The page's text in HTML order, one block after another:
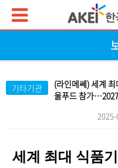
기타기관
(라인메쎄) 세계
울푸드 참가
본문
세계 최대 식품